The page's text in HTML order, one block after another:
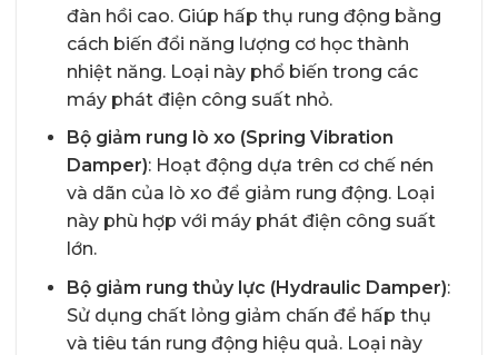
đàn hồi cao. Giúp hấp thụ rung động bằng
cách biến đổi năng lượng cơ học thành
nhiệt năng. Loại này phổ biến trong các
máy phát điện công suất nhỏ.
Bộ giảm rung lò xo (Spring Vibration
Damper): Hoạt động dựa trên cơ chế nén
và dãn của lò xo để giảm rung động. Loại
này phù hợp với máy phát điện công suất
lớn.
Bộ giảm rung thủy lực (Hydraulic Damper):
Sử dụng chất lỏng giảm chấn để hấp thụ
và tiêu tán rung động hiệu quả. Loại này